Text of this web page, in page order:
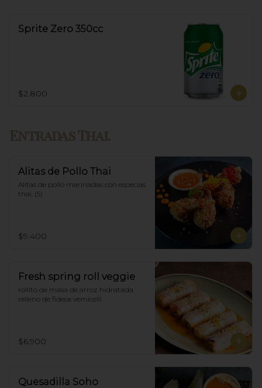
Sprite Zero 350cc
$2.800
Entradas Thai.
Alitas de Pollo Thai
Alitas de pollo marinadas con especias
thai. (5)
$9.400
Fresh spring roll veggie
rollito de masa de arroz hidratada
relleno de fideos vemicelli
$6.900
Quesadilla Soho